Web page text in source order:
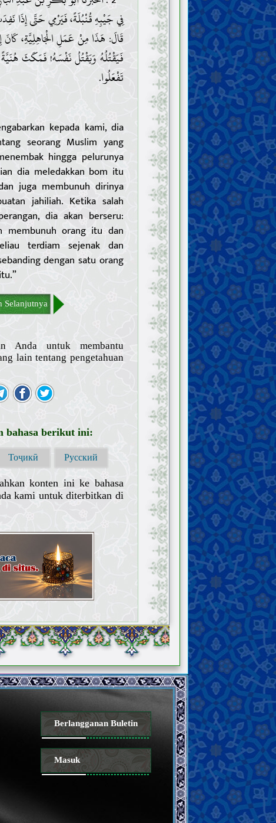
فِي جَيْبِهِ قُنْبُلَةً، فَيَرْمِي حَتَّى إِذَا
قَالَ: هَذَا مِنْ عَمَلِ الْجَاهِلِيَّةِ، كَانَ
فَيَقْتُلُهُ وَيَقْتُلُ نَفْسَهُ! فَمَكَثَ
تَفْعَلُوا.
kepada kami, dia
seorang Muslim yang
hingga pelurunya
dia meledakkan bom itu
juga membunuh dirinya
jahiliah. Ketika salah
dia akan berseru:
membunuh orang itu dan
terdiam sejenak dan
dengan satu orang
Selanjutnya
Anda untuk membantu
lain tentang pengetahuan
bahasa berikut ini:
Тоҷикӣ Русский
konten ini ke bahasa
kami untuk diterbitkan di
Berlangganan Buletin
Masuk